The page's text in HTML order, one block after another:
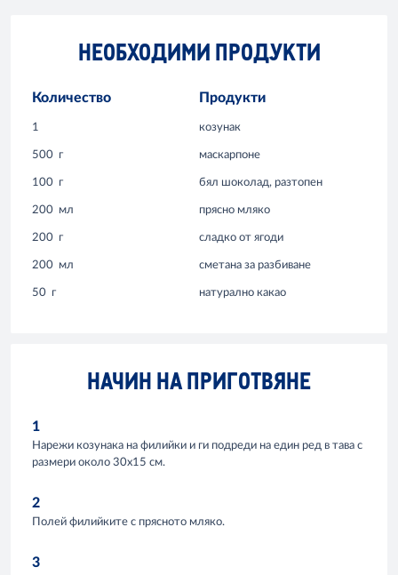
НЕОБХОДИМИ ПРОДУКТИ
Количество Продукти
1 козунак
500 г маскарпоне
100 г бял шоколад, разтопен
200 мл прясно мляко
200 г сладко от ягоди
200 мл сметана за разбиване
50 г натурално какао
НАЧИН НА ПРИГОТВЯНЕ
1
Нарежи козунака на филийки и ги подреди на един ред в тава с
размери около 30x15 см.
2
Полей филийките с прясното мляко.
3